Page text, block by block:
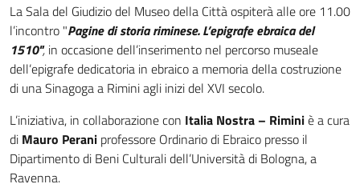
La Sala del Giudizio del Museo della Città ospiterà alle ore 11.00
l’incontro "Pagine di storia riminese. L’epigrafe ebraica del
1510", in occasione dell’inserimento nel percorso museale
dell’epigrafe dedicatoria in ebraico a memoria della costruzione
di una Sinagoga a Rimini agli inizi del XVI secolo.
L’iniziativa, in collaborazione con Italia Nostra – Riminiè a cura
di Mauro Perani professore Ordinario di Ebraico presso il
Dipartimento di Beni Culturali dell’Università di Bologna, a
Ravenna.